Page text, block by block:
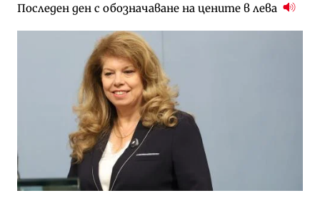
Последен ден с обозначаване на цените в лева